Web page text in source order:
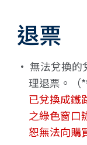
退票
· 無法兌換的
理退票。（
已兌換成鐵
之綠色窗口
恕無法向購